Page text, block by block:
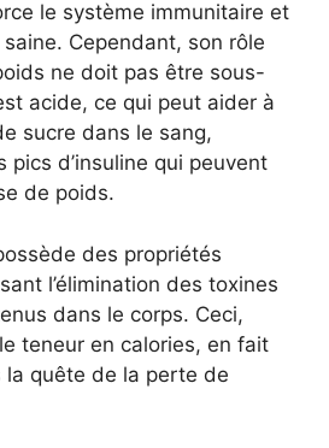
le système immunitaire et
Cependant, son rôle
ne doit pas être sous-
acide, ce qui peut aider à
sucre dans le sang,
pics d’insuline qui peuvent
de poids.
des propriétés
l’élimination des toxines
dans le corps. Ceci,
teneur en calories, en fait
la quête de la perte de